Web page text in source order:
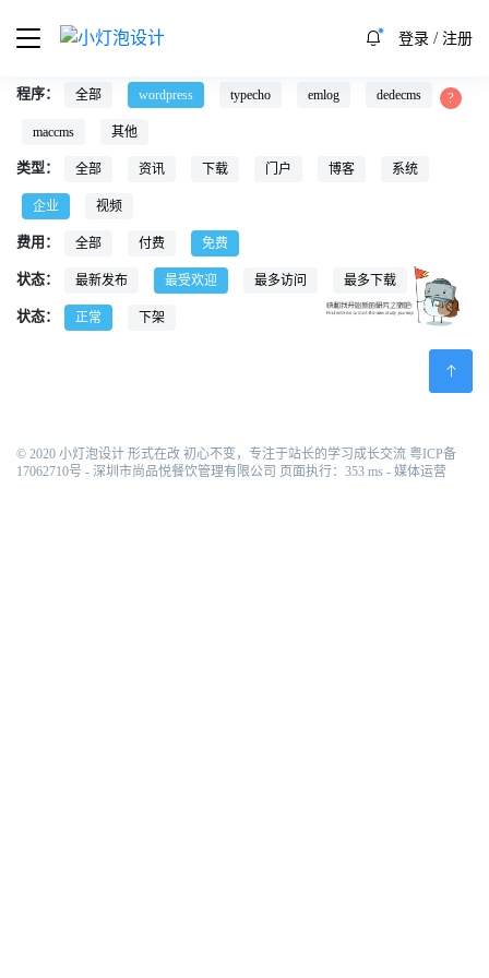
登录/ 注册
程序： 全部 wordpress typecho emlog dedecms
maccms 其他
类型： 全部 资讯 下载 门户 博客 系统
企业 视频
费用： 全部 付费 免费
状态： 最新发布 最受欢迎 最多访问 最多下载
状态： 正常 下架
© 2020 小灯泡设计 形式在改 初心不变，专注于站长的学习成长交流 粤ICP备
17062710号 - 深圳市尚品悦餐饮管理有限公司 页面执行：353 ms - 媒体运营